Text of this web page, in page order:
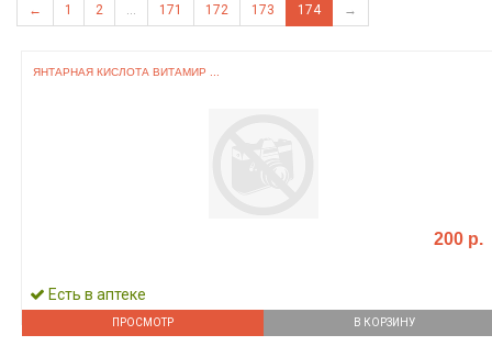
← 1 2 171 172 173 174 →
ЯНТАРНАЯ КИСЛОТА ВИТАМИР ...
200 р.
Есть в аптеке
ПРОСМОТР В КОРЗИНУ